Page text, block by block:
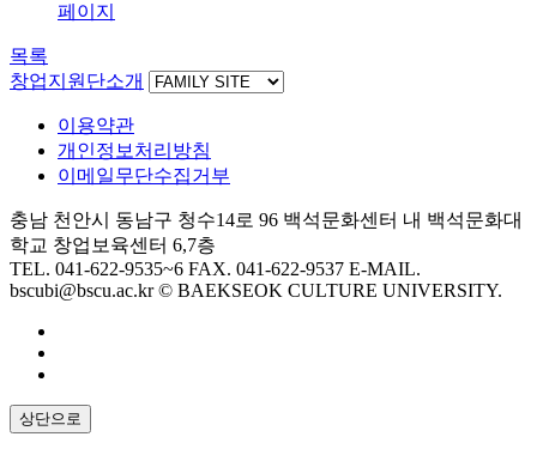
페이지
목록
창업지원단소개
이용약관
개인정보처리방침
이메일무단수집거부
충남 천안시 동남구 청수14로 96 백석문화센터 내 백석문화대
학교 창업보육센터 6,7층
TEL. 041-622-9535~6 FAX. 041-622-9537 E-MAIL.
bscubi@bscu.ac.kr © BAEKSEOK CULTURE UNIVERSITY.
상단으로